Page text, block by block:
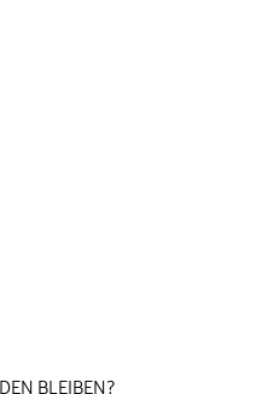
BLEIBEN?